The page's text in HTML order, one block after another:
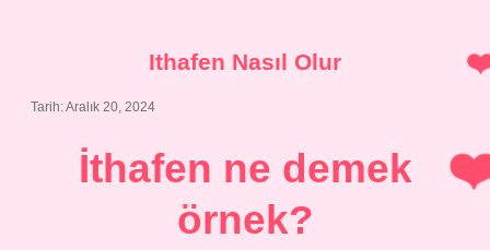
Ithafen Nasıl Olur
Tarih: Aralık 20, 2024
İthafen ne demek
örnek?